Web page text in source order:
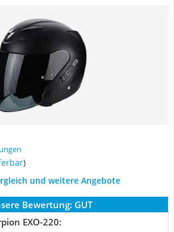
)
und weitere Angebote
Bewertung: GUT
EXO-220: